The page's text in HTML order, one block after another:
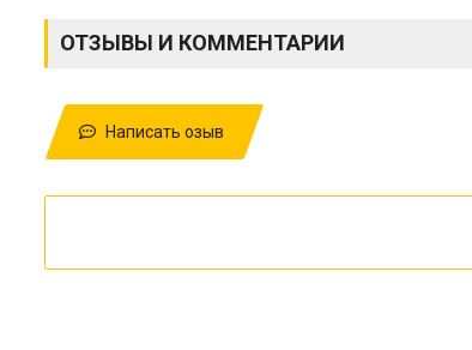
ОТЗЫВЫ И КОММЕНТАРИИ
Написать озыв